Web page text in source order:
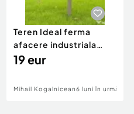
Teren Ideal ferma
afacere industriala
deschidere 71 ml la
19 eur
Mihail Kogalniceanu6 luni în urmă